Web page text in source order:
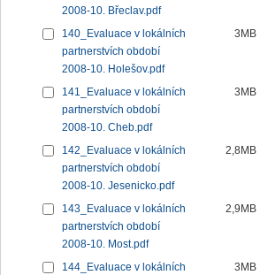
2008-10. Břeclav.pdf
140_Evaluace v lokálních
partnerstvích období
2008-10. Holešov.pdf
3MB
141_Evaluace v lokálních
partnerstvích období
2008-10. Cheb.pdf
3MB
142_Evaluace v lokálních
partnerstvích období
2008-10. Jesenicko.pdf
2,8MB
143_Evaluace v lokálních
partnerstvích období
2008-10. Most.pdf
2,9MB
144_Evaluace v lokálních
3MB